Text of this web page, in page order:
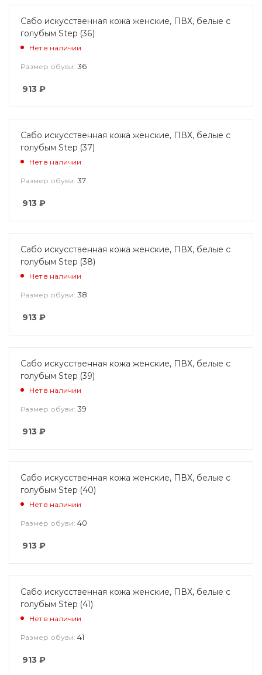
Сабо искусственная кожа женские, ПВХ, белые с
голубым Step (36)
Нет в наличии
Размер обуви: 36
913 ₽
Сабо искусственная кожа женские, ПВХ, белые с
голубым Step (37)
Нет в наличии
Размер обуви: 37
913 ₽
Сабо искусственная кожа женские, ПВХ, белые с
голубым Step (38)
Нет в наличии
Размер обуви: 38
913 ₽
Сабо искусственная кожа женские, ПВХ, белые с
голубым Step (39)
Нет в наличии
Размер обуви: 39
913 ₽
Сабо искусственная кожа женские, ПВХ, белые с
голубым Step (40)
Нет в наличии
Размер обуви: 40
913 ₽
Сабо искусственная кожа женские, ПВХ, белые с
голубым Step (41)
Нет в наличии
Размер обуви: 41
913 ₽